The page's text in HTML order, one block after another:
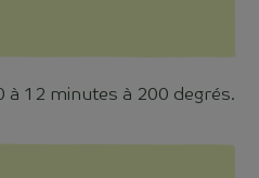
à 12 minutes à 200 degrés.